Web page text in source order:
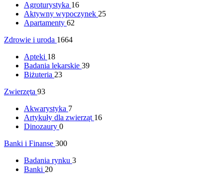
Agroturystyka 16
Aktywny wypoczynek 25
Apartamenty 62
Zdrowie i uroda 1664
Apteki 18
Badania lekarskie 39
Biżuteria 23
Zwierzęta 93
Akwarystyka 7
Artykuły dla zwierząt 16
Dinozaury 0
Banki i Finanse 300
Badania rynku 3
Banki 20